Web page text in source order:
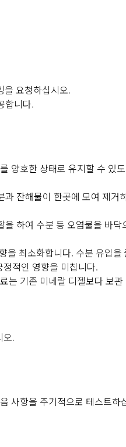
을 요청하십시오.
합니다.
양호한 상태로 유지할 수 있
잔해물이 한곳에 모여 제거
하여 수분 등 오염물을 바
최소화합니다. 수분 유입
적인 영향을 미칩니다.
기존 미네랄 디젤보다 보
오.
사항을 주기적으로 테스트하